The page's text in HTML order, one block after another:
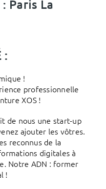
Paris La
:
!
professionnelle
XOS !
de nous une start-up
ajouter les vôtres.
reconnus de la
digitales à
Notre ADN : former
!